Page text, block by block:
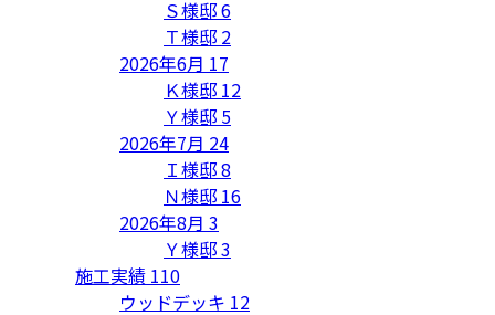
Ｓ様邸6
Ｔ様邸 2
2026年6月 17
Ｋ様邸 12
Ｙ様邸 5
2026年7月 24
Ｉ様邸8
Ｎ様邸 16
2026年8月 3
Ｙ様邸3
施工実績 110
ウッドデッキ 12